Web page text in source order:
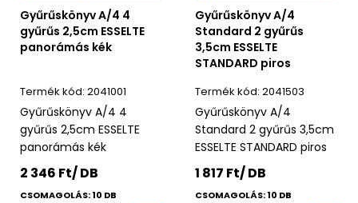
Gyűrűskönyv A/4 4
gyűrűs 2,5cm ESSELTE
panorámás kék
2041001
Gyűrűskönyv A/4 4
gyűrűs 2,5cm ESSELTE
panorámás kék
2 346 Ft/ DB
CSOMAGOLÁS: 10 DB
Gyűrűskönyv A/4
Standard 2 gyűrűs
3,5cm ESSELTE
STANDARD piros
2041503
Gyűrűskönyv A/4
Standard 2 gyűrűs 3,5cm
ESSELTE STANDARD piros
1 817 Ft/ DB
CSOMAGOLÁS: 10 DB